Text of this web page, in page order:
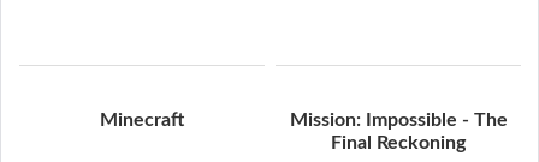
Minecraft
Mission: Impossible - The
Final Reckoning